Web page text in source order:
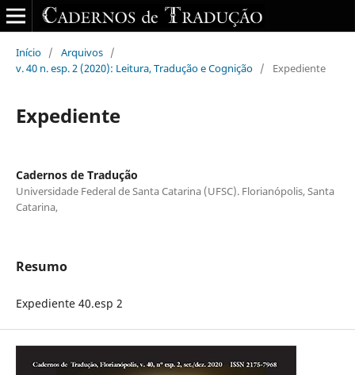
Início / Arquivos /
v. 40 n. esp. 2 (2020): Leitura, Tradução e Cognição / Expediente
Expediente
Cadernos de Tradução
Universidade Federal de Santa Catarina (UFSC). Florianópolis, Santa
Catarina,
Resumo
Expediente 40.esp 2